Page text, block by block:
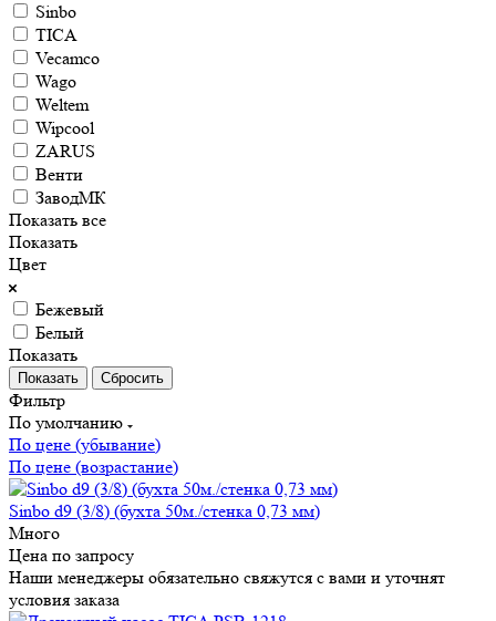
Sinbo
TICA
Vecamco
Wago
Weltem
Wipcool
ZARUS
Венти
ЗаводМК
Показать все
Показать
Цвет
Бежевый
Белый
Показать
Сбросить
Фильтр
По умолчанию
По цене (убывание)
По цене (возрастание)
Sinbo d9 (3/8) (бухта 50м./стенка 0,73 мм)
Много
Цена по запросу
Наши менеджеры обязательно свяжутся с вами и уточнят
условия заказа